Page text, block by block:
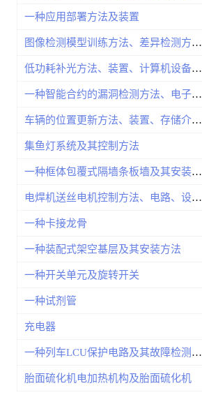
一种应用部署方法及装置
图像检测模型训练方法、差异检测方法和相关装置
低功耗补光方法、装置、计算机设备和存储介质
一种智能合约的漏洞检测方法、电子设备和存储介质
车辆的位置更新方法、装置、存储介质及电子装置
集鱼灯系统及其控制方法
一种框体包覆式隔墙条板墙及其安装方法
电焊机送丝电机控制方法、电路、设备及计算机存储介质
一种卡接龙骨
一种装配式架空基层及其安装方法
一种开关单元及旋转开关
一种试剂管
充电器
一种列车LCU保护电路及其故障检测方法
胎面硫化机电加热机构及胎面硫化机